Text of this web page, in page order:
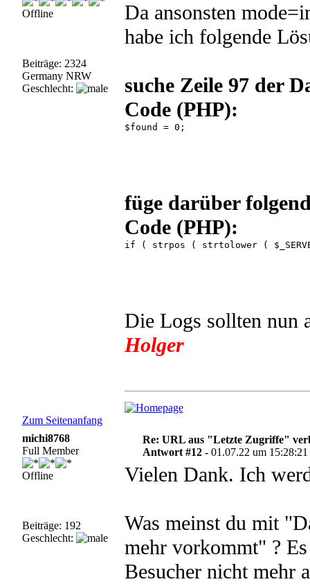
Offline
Beiträge: 2324
Germany NRW
Geschlecht:
Da ansonsten
habe ich folgende
suche Zeile 97 der
Code (PHP):
$found = 0;
füge darüber
Code (PHP):
if ( strpos ( strtolower (
Die Logs sollten nun
Holger
Zum Seitenanfang
michi8768
Full Member
Offline
Beiträge: 192
Geschlecht:
Re: URL aus "Letzte Zugriffe"
Antwort #12 -01.07.22 um 15:28:21
Vielen Dank. Ich
Was meinst du mit
mehr vorkommt" ?
Besucher nicht mehr